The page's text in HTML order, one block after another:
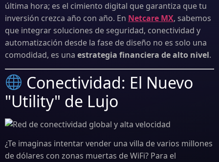
última hora; es el cimiento digital que garantiza que tu
inversión crezca año con año. En Netcare MX, sabemos
que integrar soluciones de seguridad, conectividad y
automatización desde la fase de diseño no es solo una
comodidad, es una estrategia financiera de alto nivel.
Conectividad: El Nuevo
"Utility" de Lujo
¿Te imaginas intentar vender una villa de varios millones
de dólares con zonas muertas de WiFi? Para el